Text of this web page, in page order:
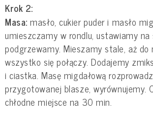
Krok 2:
Masa: masło, cukier puder i masło
umieszczamy w rondlu, ustawiamy
podgrzewamy. Mieszamy stale, aż
wszystko się połączy. Dodajemy
i ciastka. Masę migdałową
przygotowanej blasze, wyrównujemy.
chłodne miejsce na 30 min.